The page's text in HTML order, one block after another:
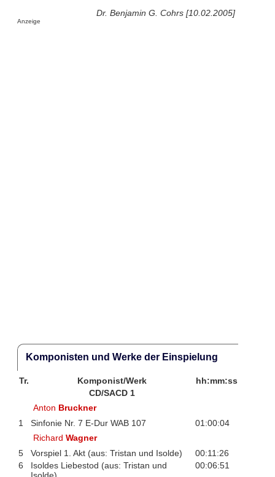
Dr. Benjamin G. Cohrs [10.02.2005]
Anzeige
Komponisten und Werke der Einspielung
Tr. Komponist/Werk
hh:mm:ss
CD/SACD 1
Anton Bruckner
1
Sinfonie Nr. 7 E-Dur WAB 107
01:00:04
RichardWagner
5
Vorspiel 1. Akt (aus: Tristan und Isolde)
00:11:26
6
Isoldes Liebestod (aus: Tristan und
Isolde)
00:06:51